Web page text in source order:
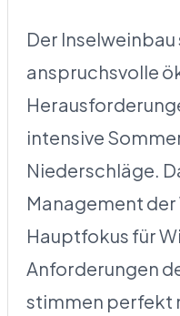
Der
anspruchsvolle
intensive
Niederschläge.
Management
Hauptfokus für
Anforderungen
stimmen perfekt